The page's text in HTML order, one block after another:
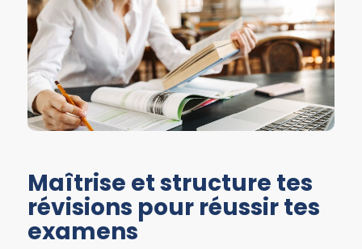
Maîtrise et structure tes
révisions pour réussir tes
examens